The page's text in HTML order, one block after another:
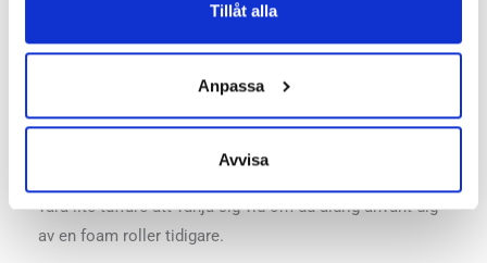
Tillåt alla
Anpassa
Avvisa
punkttryck och mer specifika övningar men gör sig
fortfarande bra över stora delar av kroppen. Vill du
komma åt ett ännu mer distinkt tryck ska du sikta in dig
vara lite tuffare att vänja sig vid om du aldrig använt dig
av en foam roller tidigare.